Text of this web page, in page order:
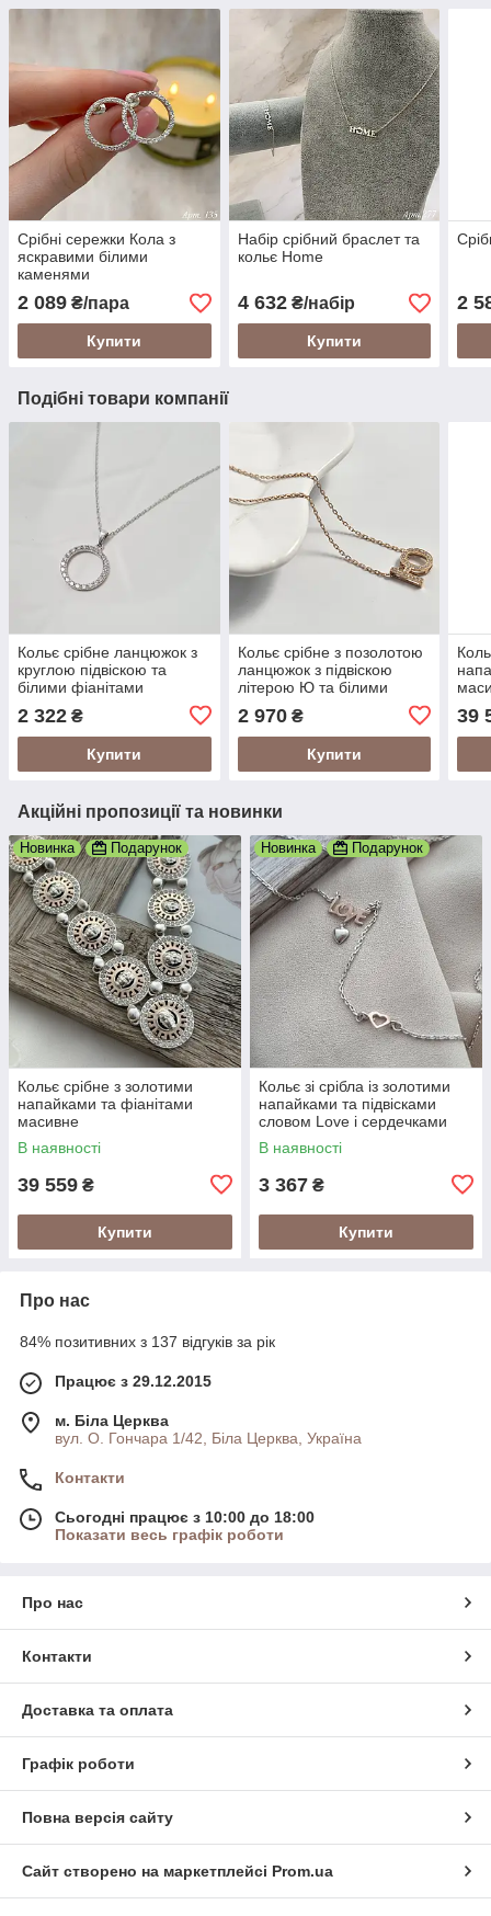
Срібні сережки Кола з
яскравими білими
каменями
2 089 ₴/пара
Купити
Набір срібний браслет та
кольє Home
4 632₴/набір
Купити
2
Подібні товари компанії
Кольє срібне ланцюжок з
круглою підвіскою та
білими фіанітами
2 322 ₴
Купити
Кольє срібне з позолотою
ланцюжок з підвіскою
літерою Ю та білими
2 970₴
Купити
39
Акційні пропозиції та новинки
Новинка Подарунок
Кольє срібне з золотими
напайками та фіанітами
масивне
В наявності
39 559 ₴
Купити
Новинка Подарунок
Кольє зі срібла із золотими
напайками та підвісками
словом Love і сердечками
В наявності
3 367 ₴
Купити
Про нас
84% позитивних з 137 відгуків за рік
Працює з 29.12.2015
м. Біла Церква
вул. О. Гончара 1/42, Біла Церква, Україна
Контакти
Сьогодні працює з 10:00 до 18:00
Показати весь графік роботи
Про нас
Контакти
Доставка та оплата
Графік роботи
Повна версія сайту
Сайт створено на маркетплейсі Prom.ua